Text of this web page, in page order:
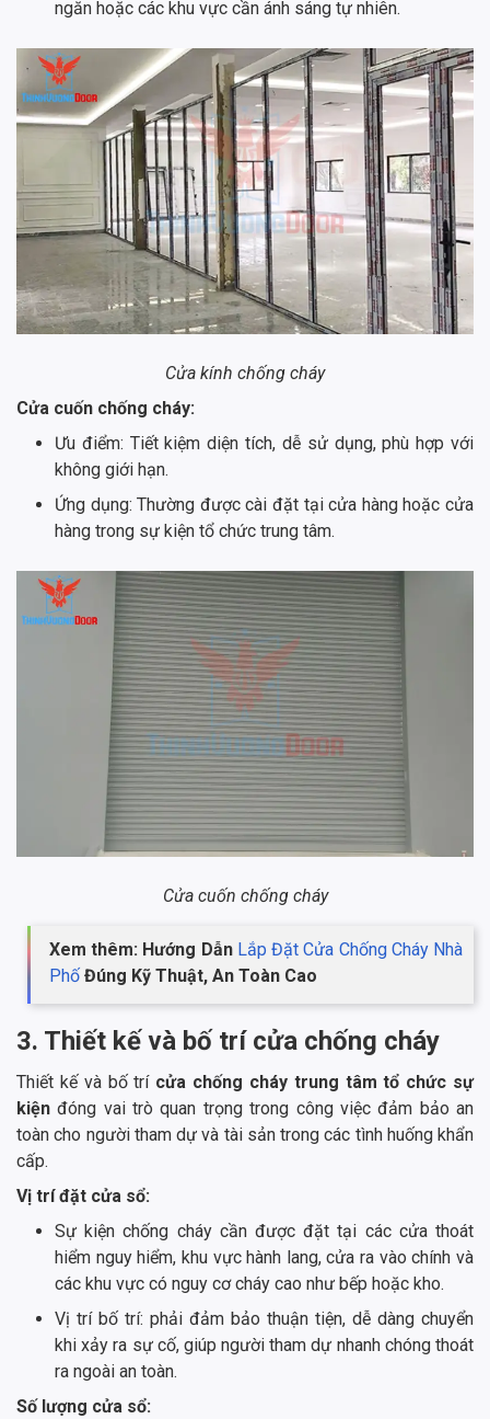
ngăn hoặc các khu vực cần ánh sáng tự nhiên.
Cửa kính chống cháy
Cửa cuốn chống cháy:
Ưu điểm: Tiết kiệm diện tích, dễ sử dụng, phù hợp với
không giới hạn.
Ứng dụng: Thường được cài đặt tại cửa hàng hoặc cửa
hàng trong sự kiện tổ chức trung tâm.
Cửa cuốn chống cháy
Xem thêm: Hướng Dẫn Lắp Đặt Cửa Chống Cháy Nhà
Phố Đúng Kỹ Thuật, An Toàn Cao
3. Thiết kế và bố trí cửa chống cháy
Thiết kế và bố trícửa chống cháy trung tâm tổ chức sự
kiện đóng vai trò quan trọng trong công việc đảm bảo an
toàn cho người tham dự và tài sản trong các tình huống khẩn
cấp.
Vị trí đặt cửa sổ:
Sự kiện chống cháy cần được đặt tại các cửa thoát
hiểm nguy hiểm, khu vực hành lang, cửa ra vào chính và
các khu vực có nguy cơ cháy cao như bếp hoặc kho.
Vị trí bố trí: phải đảm bảo thuận tiện, dễ dàng chuyển
khi xảy ra sự cố, giúp người tham dự nhanh chóng thoát
ra ngoài an toàn.
Số lượng cửa sổ: